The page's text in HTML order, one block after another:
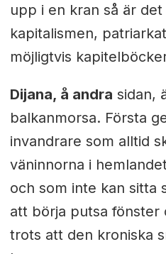
upp i en kran så är
kapitalismen,
möjligtvis
Dijana, å andra sidan,
balkanmorsa. Första
invandrare som alltid
väninnorna i
och som inte kan sitta
att börja putsa fönster
trots att den kroniska